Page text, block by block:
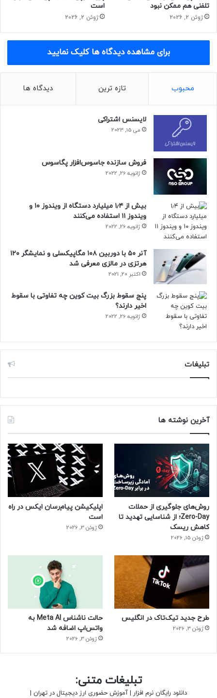
تراشه‌ی جدید S9 داده که در اپل واچ سری ۹ هم به‌کار رفته است.
حتما بخوانید :اسنپدراگون سیم‌لس رونمایی شد؛ برقراری
ارتباط بین گوشی، لپ‌تاپ و هدفون
منبع : زومیت
تلفنی هم ممکن نبود
ژوئن 2, 2026
است
ژوئن 2, 2026
برای مشاهده دیدگاه ها کلیک نمایید
محبوب تازه ترین دیدگاه ها
لایسنس اشتراکی
می 15, 2023
فروش سازنده جاسوس‌افزار پگاسوس
ژانویه 26, 2022
بیش از ۱٫۴ میلیارد دستگاه از ویندوز ۱۰ و
ویندوز ۱۱ استفاده می‌کنند
ژانویه 26, 2022
آنر ۵۰ با دوربین ۱۰۸ مگاپیکسلی و نمایشگر ۱۲۰
هرتزی در مالزی معرفی شد
اکتبر 20, 2021
پنج سقوط بزرگ بیت کوین چه تفاوتی با سقوط
اخیر دارند؟
ژانویه 26, 2022
تبلیغات
آخرین نوشته ها
روش‌های جلوگیری از حملات
Zero-Day؛ از شناسایی تهدید تا
کاهش ریسک
ژوئن 15, 2026
اپلیکیشن پیام‌رسان ایکس در راه
است
ژوئن 3, 2026
طرح جدید تیک‌تاک در انگلیس
ژوئن 3, 2026
حالت ناشناس Meta AI به
واتس‌اپ اضافه شد
ژوئن 3, 2026
تبلیغات متنی:
دانلود رایگان نرم افزار | آموزش حضوری ارز دیجیتال در تهران |